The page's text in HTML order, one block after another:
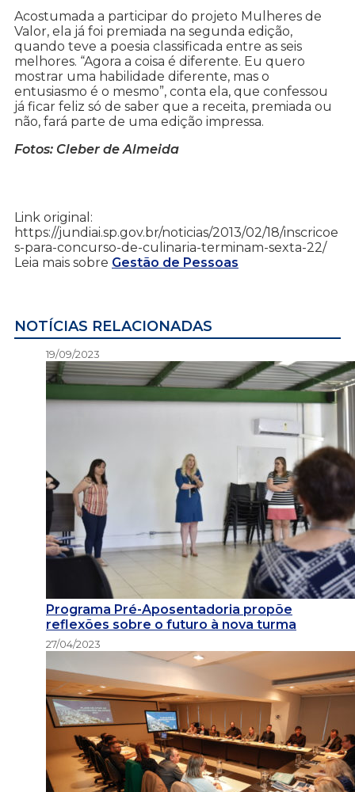
Acostumada a participar do projeto Mulheres de
Valor, ela já foi premiada na segunda edição,
quando teve a poesia classificada entre as seis
melhores. “Agora a coisa é diferente. Eu quero
mostrar uma habilidade diferente, mas o
entusiasmo é o mesmo”, conta ela, que confessou
já ficar feliz só de saber que a receita, premiada ou
não, fará parte de uma edição impressa.
Fotos: Cleber de Almeida
Link original:
https://jundiai.sp.gov.br/noticias/2013/02/18/inscricoe
s-para-concurso-de-culinaria-terminam-sexta-22/
Leia mais sobre Gestão de Pessoas
NOTÍCIAS RELACIONADAS
19/09/2023
Programa Pré-Aposentadoria propõe
reflexões sobre o futuro à nova turma
27/04/2023